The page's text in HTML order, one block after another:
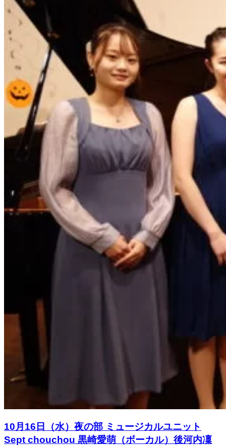
10月16日（水）夜の部 ミュージカルユニット
Sept chouchou 黒崎愛萌（ボーカル）後河内凜